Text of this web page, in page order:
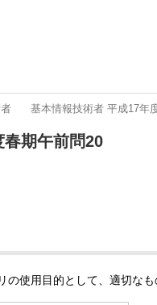
基本情報技術者 平成17年
期午前問20
の使用目的として、適切な